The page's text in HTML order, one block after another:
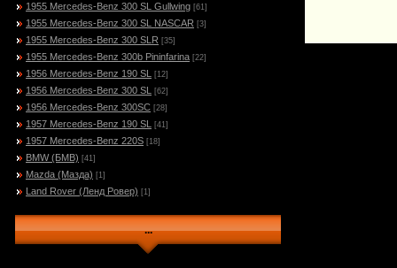
1955 Mercedes-Benz 300 SL Gullwing [61]
1955 Mercedes-Benz 300 SL NASCAR [3]
1955 Mercedes-Benz 300 SLR [35]
1955 Mercedes-Benz 300b Pininfarina [22]
1956 Mercedes-Benz 190 SL [12]
1956 Mercedes-Benz 300 SL [62]
1956 Mercedes-Benz 300SC [28]
1957 Mercedes-Benz 190 SL [41]
1957 Mercedes-Benz 220S [18]
BMW (БМВ) [41]
Mazda (Мазда) [1]
Land Rover (Ленд Ровер) [1]
...